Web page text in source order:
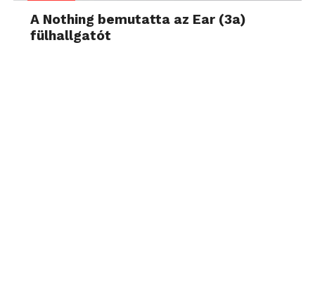
A Nothing bemutatta az Ear (3a)
fülhallgatót